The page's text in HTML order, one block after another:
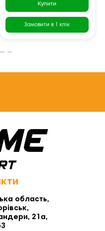
Купити
Замовити в 1 клік
область,
21а,